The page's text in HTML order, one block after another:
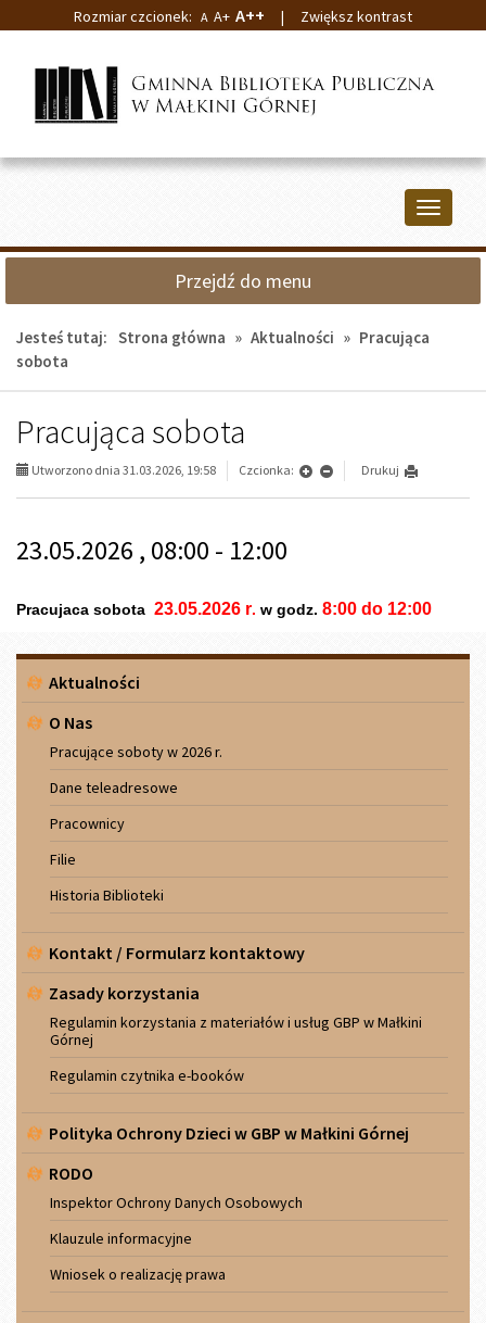
wyszukiwarki
Rozmiar czcionek: A A+ A++ | Zwiększ kontrast
Przełącz
Przejdź do menu
Jesteś tutaj: Strona główna » Aktualności » Pracująca
sobota
Pracująca sobota
Utworzono dnia 31.03.2026, 19:58 Czcionka: Drukuj
23.05.2026 , 08:00 - 12:00
Pracujaca sobota 23.05.2026 r. w godz. 8:00 do 12:00
Menu
boczne
Aktualności
O Nas
Pracujące soboty w 2026 r.
Dane teleadresowe
Pracownicy
Filie
Historia Biblioteki
Kontakt / Formularz kontaktowy
Zasady korzystania
Regulamin korzystania z materiałów i usług GBP w Małkini
Górnej
Regulamin czytnika e-booków
Polityka Ochrony Dzieci w GBP w Małkini Górnej
RODO
Inspektor Ochrony Danych Osobowych
Klauzule informacyjne
Wniosek o realizację prawa